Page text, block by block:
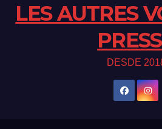
LES AUTRES
DESDE